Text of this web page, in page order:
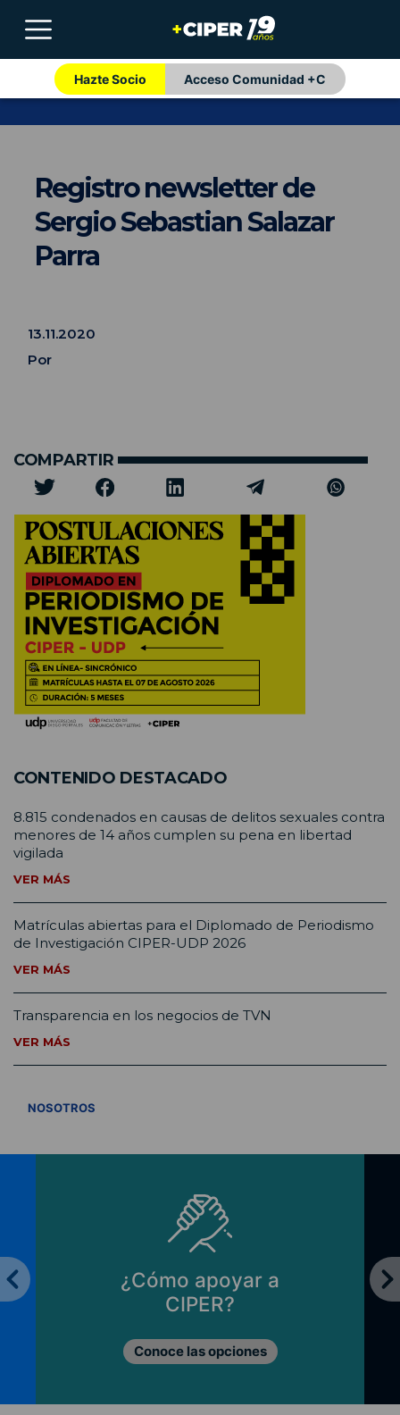
Hazte Socio Acceso Comunidad +C
Registro newsletter de
Sergio Sebastian Salazar
Parra
13.11.2020
Por
COMPARTIR
CONTENIDO DESTACADO
8.815 condenados en causas de delitos sexuales contra
menores de 14 años cumplen su pena en libertad
vigilada
VER MÁS
Matrículas abiertas para el Diplomado de Periodismo
de Investigación CIPER-UDP 2026
VER MÁS
Transparencia en los negocios de TVN
VER MÁS
NOSOTROS
¿Cómo apoyar a
CIPER?
Conoce las opciones